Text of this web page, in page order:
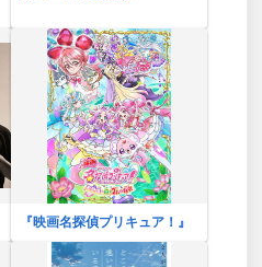
『映画名探偵プリキュア！』